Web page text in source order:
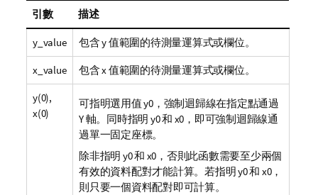
引數 描述
y_value 包含y值範圍的待測量運算式或欄位。
x_value 包含x值範圍的待測量運算式或欄位。
y(0),
x(0)
可指明選用值y0，強制迴歸線在指定點通過
Y 軸。同時指明 y0和 x0 ，即可強制迴歸線通
過單一固定座標。
除非指明 y0和 x0 ，否則此函數需要至少兩個
有效的資料配對才能計算。若指明y0和 x0，
則只要一個資料配對即可計算。